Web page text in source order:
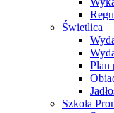
Świetlica
Plan
Szkoła